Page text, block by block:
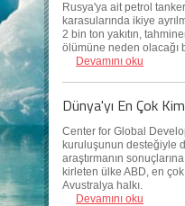
Rusya'ya ait petrol
karasularında ikiye
2 bin ton yakıtın,
ölümüne neden olacağı
Devamını oku
Dünya'yı En Çok
Center for Global
kuruluşunun desteğiyle
araştırmanın
kirleten ülke ABD, en
Avustralya halkı.
Devamını oku